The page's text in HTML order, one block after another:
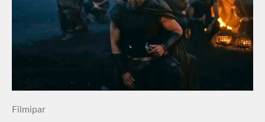
Filmipar